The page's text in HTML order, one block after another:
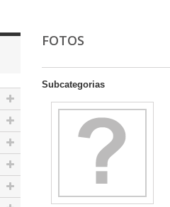
FOTOS
Subcategorias